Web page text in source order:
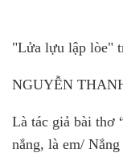
"Lửa lựu lập lòe"
NGUYỄN
Là tác giả bài thơ
nắng, là em/